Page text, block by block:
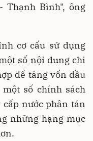
Thạnh Bình", ông
cơ cấu sử dụng
số nội dung chi
để tăng vốn đầu
số chính sách
nước phân tán
những hạng mục